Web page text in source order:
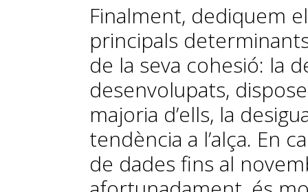
Finalment, dediquem
principals
de la seva cohesió: la
desenvolupats,
majoria d’ells, la
tendència a l’alça. En
de dades fins al